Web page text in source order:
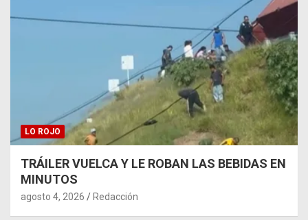
LO ROJO
TRÁILER VUELCA Y LE ROBAN LAS BEBIDAS EN
MINUTOS
agosto 4, 2026 Redacción